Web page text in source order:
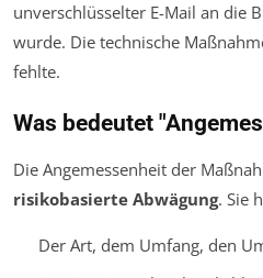
unverschlüsselter E-Mail an die
wurde. Die technische
fehlte.
Was bedeutet
Die Angemessenheit der
risikobasierte Abwägung. Sie
Der Art, dem Umfang, den